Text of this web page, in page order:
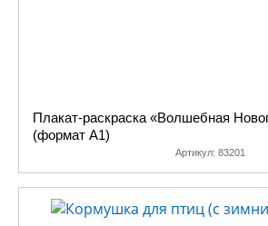
Плакат-раскраска «Волшебная
(формат А1)
Артикул: 83201